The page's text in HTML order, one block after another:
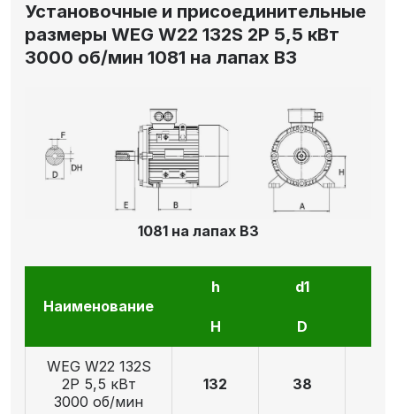
Установочные и присоединительные
размеры WEG W22 132S 2P 5,5 кВт
3000 об/мин 1081 на лапах В3
1081 на лапах В3
Наименование
h d1
H D
WEG W22 132S
2P 5,5 кВт
3000 об/мин
132 38